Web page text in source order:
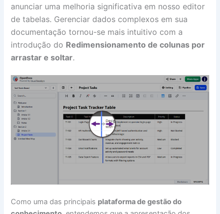
anunciar uma melhoria significativa em nosso editor
de tabelas. Gerenciar dados complexos em sua
documentação tornou-se mais intuitivo com a
introdução do Redimensionamento de colunas por
arrastar e soltar.
Como uma das principais plataforma de gestão do